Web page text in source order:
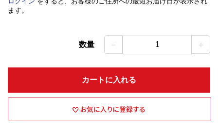
ます。
数量 － 1 ＋
カートに入れる